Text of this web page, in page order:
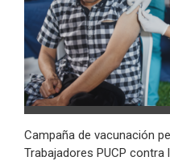
Campaña de vacunación
Trabajadores PUCP contra